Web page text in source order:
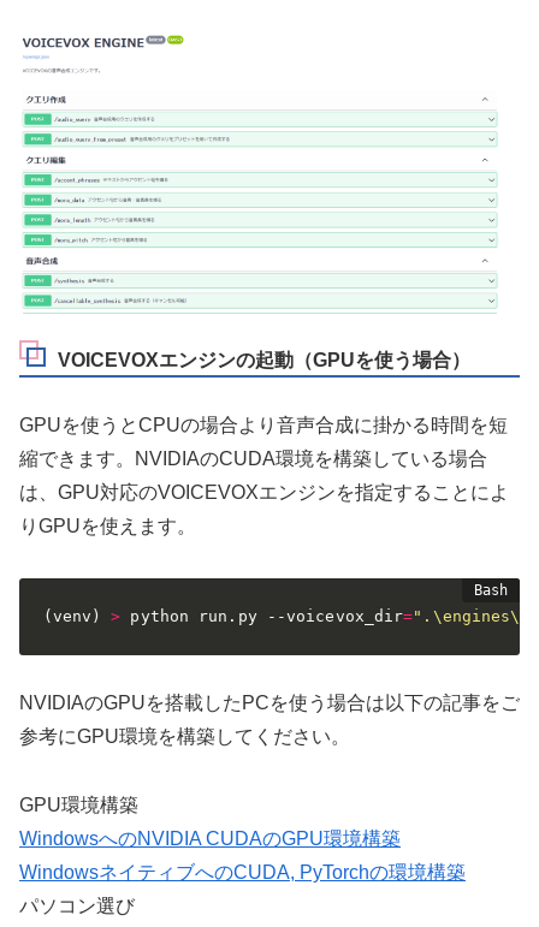
VOICEVOXエンジンの起動（GPUを使う場合）
GPUを使うとCPUの場合より音声合成に掛かる時間を短
縮できます。NVIDIAのCUDA環境を構築している場合
は、GPU対応のVOICEVOXエンジンを指定することによ
りGPUを使えます。
( venv ) > python run.py --voicevox_dir=
NVIDIAのGPUを搭載したPCを使う場合は以下の記事をご
参考にGPU環境を構築してください。
GPU環境構築
WindowsへのNVIDIA CUDAのGPU環境構築
WindowsネイティブへのCUDA, PyTorchの環境構築
パソコン選び